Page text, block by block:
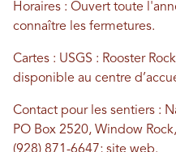
Horaires : Ouvert toute
connaître les fermetures.
Cartes : USGS : Rooster
disponible au centre
Contact pour les sentiers :
PO Box 2520, Window